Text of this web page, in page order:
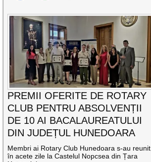
PREMII OFERITE DE ROTARY
CLUB PENTRU ABSOLVENȚII
DE 10 AI BACALAUREATULUI
DIN JUDEȚUL HUNEDOARA
Membri ai Rotary Club Hunedoara s-au reunit,
în acete zile la Castelul Nopcsea din Țara